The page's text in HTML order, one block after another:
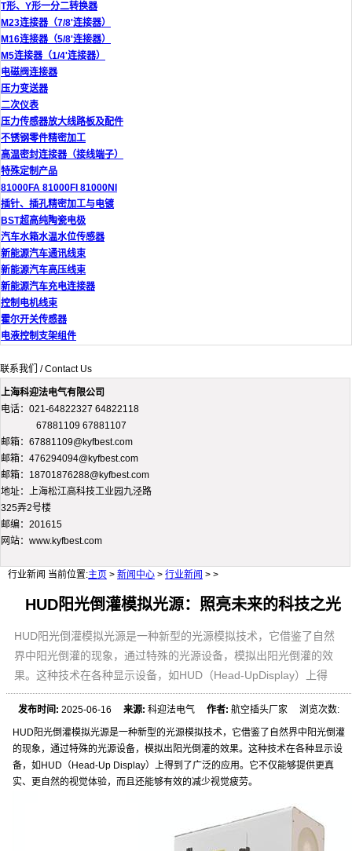
T形、Y形一分二转换器
M23连接器（7/8'连接器）
M16连接器（5/8'连接器）
M5连接器（1/4'连接器）
电磁阀连接器
压力变送器
二次仪表
压力传感器放大线路板及配件
不锈钢零件精密加工
高温密封连接器（接线端子）
特殊定制产品
81000FA 81000FI 81000NI
插针、插孔精密加工与电镀
BST超高纯陶瓷电极
汽车水箱水温水位传感器
新能源汽车通讯线束
新能源汽车高压线束
新能源汽车充电连接器
控制电机线束
霍尔开关传感器
电液控制支架组件
联系我们 / Contact Us
上海科迎法电气有限公司
电话：021-64822327 64822118
67881109 67881107
邮箱：67881109@kyfbest.com
邮箱：476294094@kyfbest.com
邮箱：18701876288@kyfbest.com
地址：上海松江高科技工业园九泾路
325弄2号楼
邮编：201615
网站：www.kyfbest.com
行业新闻 当前位置:主页 > 新闻中心 > 行业新闻 > >
HUD阳光倒灌模拟光源：照亮未来的科技之光
HUD阳光倒灌模拟光源是一种新型的光源模拟技术，它借鉴了自然
界中阳光倒灌的现象，通过特殊的光源设备，模拟出阳光倒灌的效
果。这种技术在各种显示设备，如HUD（Head-UpDisplay）上得
发布时间: 2025-06-16来源: 科迎法电气作者: 航空插头厂家 浏览次数:
HUD阳光倒灌模拟光源是一种新型的光源模拟技术，它借鉴了自然界中阳光倒灌
的现象，通过特殊的光源设备，模拟出阳光倒灌的效果。这种技术在各种显示设
备，如HUD（Head-Up Display）上得到了广泛的应用。它不仅能够提供更真
实、更自然的视觉体验，而且还能够有效的减少视觉疲劳。